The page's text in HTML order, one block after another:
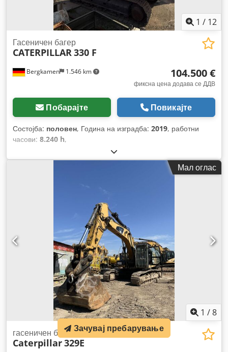
1 / 12
Bergkamen 1.546 km
Гасеничен багер
CATERPILLAR330 F
104.500 €
фиксна цена додава се ДДВ
Побарајте Повикајте
Состојба: половен, Година на изградба: 2019, работни
часови: 8.240 h,
Мал оглас
1 /8
гасеничен багер
Caterpillar329E
Зачувај пребарување